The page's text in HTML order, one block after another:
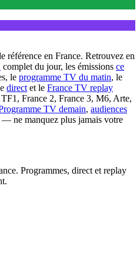
référence en France. Retrouvez en
complet du jour, les émissions ce
le programme TV du matin, le
direct et le France TV replay
France 2, France 3, M6, Arte,
TV demain, audiences
ne manquez plus jamais votre
Programmes, direct et replay